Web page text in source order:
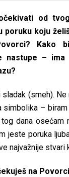
od
poruku koju
Kako
nastupe –
(smeh). Ne
simbolika –
dana osećam
jeste poruka
najvažnije stvari
na